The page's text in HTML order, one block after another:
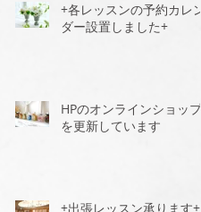
+各レッスンの予約カレン
ダー設置しました+
HPのオンラインショップ
を更新しています
+出張レッスン承ります+